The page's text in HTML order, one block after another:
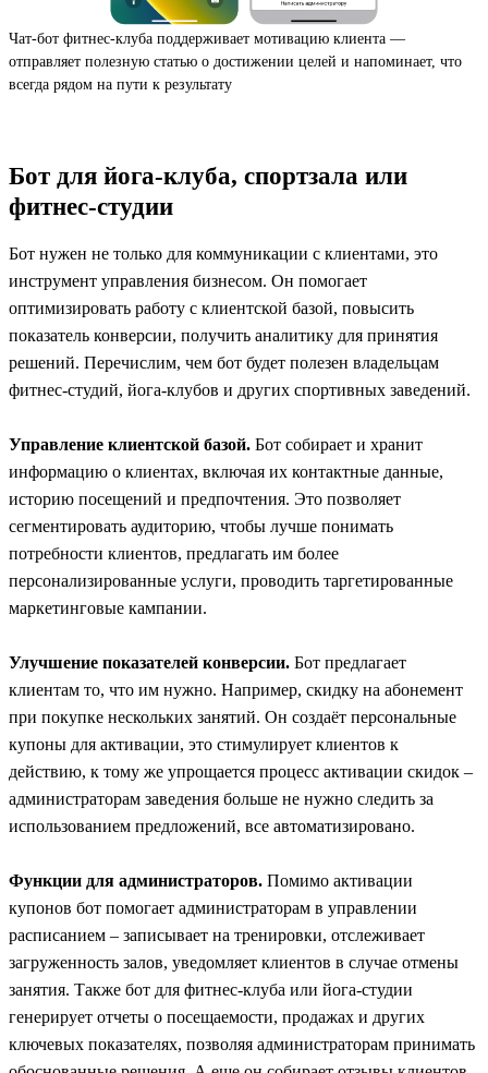
Чат-бот фитнес-клуба поддерживает мотивацию клиента —
отправляет полезную статью о достижении целей и напоминает, что
всегда рядом на пути к результату
Бот для йога-клуба, спортзала или
фитнес-студии
Бот нужен не только для коммуникации с клиентами, это
инструмент управления бизнесом. Он помогает
оптимизировать работу с клиентской базой, повысить
показатель конверсии, получить аналитику для принятия
решений. Перечислим, чем бот будет полезен владельцам
фитнес-студий, йога-клубов и других спортивных заведений.
Управление клиентской базой. Бот собирает и хранит
информацию о клиентах, включая их контактные данные,
историю посещений и предпочтения. Это позволяет
сегментировать аудиторию, чтобы лучше понимать
потребности клиентов, предлагать им более
персонализированные услуги, проводить таргетированные
маркетинговые кампании.
Улучшение показателей конверсии. Бот предлагает
клиентам то, что им нужно. Например, скидку на абонемент
при покупке нескольких занятий. Он создаёт персональные
купоны для активации, это стимулирует клиентов к
действию, к тому же упрощается процесс активации скидок –
администраторам заведения больше не нужно следить за
использованием предложений, все автоматизировано.
Функции для администраторов. Помимо активации
купонов бот помогает администраторам в управлении
расписанием – записывает на тренировки, отслеживает
загруженность залов, уведомляет клиентов в случае отмены
занятия. Также бот для фитнес-клуба или йога-студии
генерирует отчеты о посещаемости, продажах и других
ключевых показателях, позволяя администраторам принимать